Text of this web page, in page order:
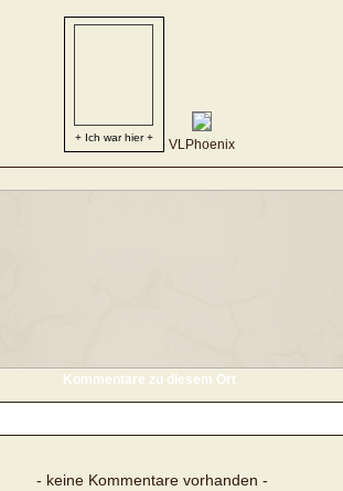
+ Ich war hier + VLPhoenix
Kommentare zu diesem Ort
- keine Kommentare vorhanden -